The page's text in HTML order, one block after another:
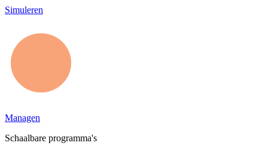
Simuleren
Managen
Schaalbare programma's